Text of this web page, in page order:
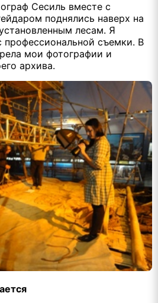
Сесиль вместе с
поднялись наверх на
лесам. Я
профессиональной съемки. В
мои фотографии и
архива.